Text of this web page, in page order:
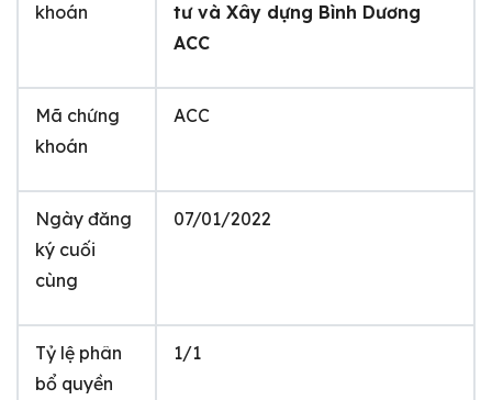
khoán
tư và Xây dựng Bình Dương
ACC
Mã chứng
khoán
ACC
Ngày đăng
ký cuối
cùng
07/01/2022
Tỷ lệ phân
bổ quyền
1/1